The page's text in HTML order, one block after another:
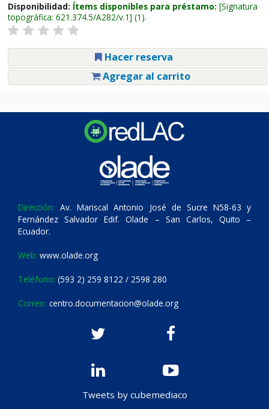
Disponibilidad: Ítems disponibles para préstamo: Signatura
topográfica: 621.374.5/A282/v.1 (1).
Hacer reserva
Agregar al carrito
Dirección: Av. Mariscal Antonio José de Sucre N58-63 y
Fernández Salvador Edif. Olade – San Carlos, Quito –
Ecuador.
Web: www.olade.org
Teléfono: (593 2) 259 8122 / 2598 280
Correo: centro.documentacion@olade.org
Tweets by cubemediaco